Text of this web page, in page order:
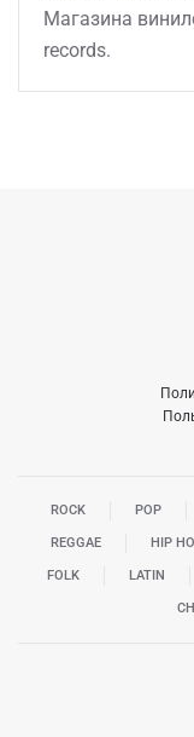
Магазина
records.
ROCK POP
REGGAE HIP
FOLK LATIN